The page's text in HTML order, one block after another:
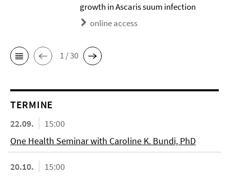
growth in Ascaris suum infection
online access
1 / 30
TERMINE
22.09.
15:00
One Health Seminar with Caroline K. Bundi, PhD
20.10.
15:00